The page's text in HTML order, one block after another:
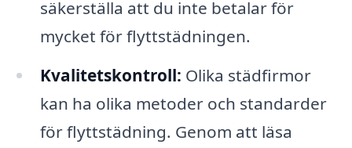
säkerställa att du inte betalar för
mycket för flyttstädningen.
Kvalitetskontroll: Olika städfirmor
kan ha olika metoder och standarder
för flyttstädning. Genom att läsa